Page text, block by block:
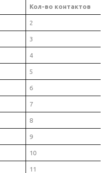
Кол-во контактов
2
3
4
5
6
7
8
9
10
11